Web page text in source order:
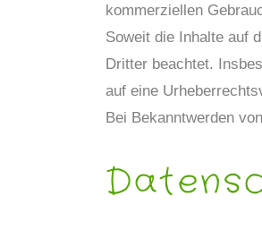
kommerziellen
Soweit die Inhalte auf
Dritter beachtet.
auf eine
Bei Bekanntwerden